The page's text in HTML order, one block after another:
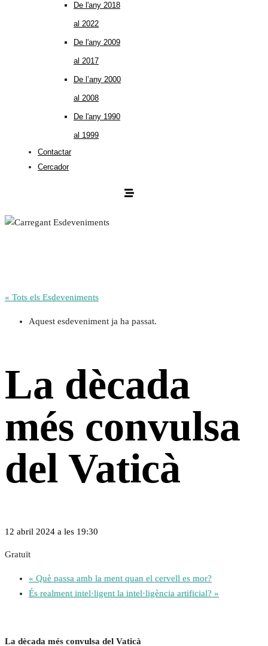
De l'any 2018
al 2022
De l'any 2009
al 2017
De l’any 2000
al 2008
De l'any 1990
al 1999
Contactar
Cercador
« Tots els Esdeveniments
Aquest esdeveniment ja ha passat.
La dècada
més convulsa
del Vaticà
12 abril 2024 a les 19:30
Gratuït
« Què passa amb la ment quan el cervell es mor?
És realment intel·ligent la intel·ligència artificial? »
La dècada més convulsa del Vaticà